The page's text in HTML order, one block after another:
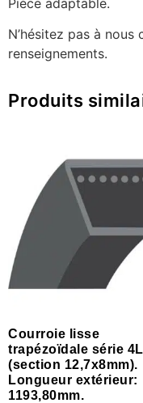
N’hésitez pas à
renseignements.
Produits
Courroie lisse
trapézoïdale série 4L
(section 12,7x8mm).
Longueur extérieur:
1193,80mm.